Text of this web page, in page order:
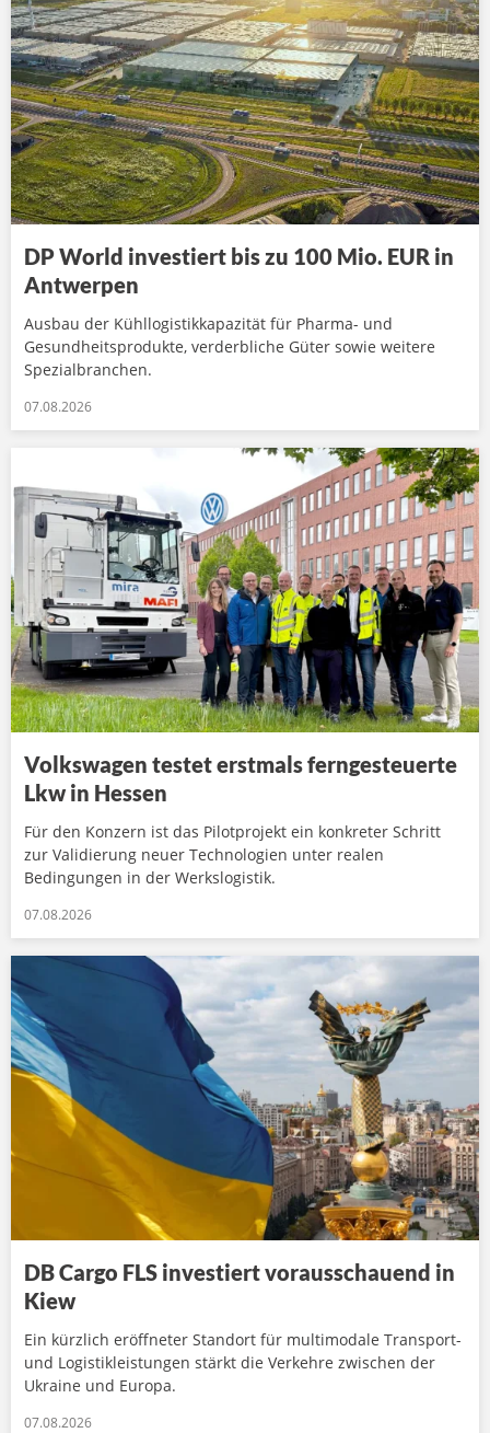
DP World investiert bis zu 100 Mio. EUR in
Antwerpen
Ausbau der Kühllogistikkapazität für Pharma- und
Gesundheitsprodukte, verderbliche Güter sowie weitere
Spezialbranchen.
07.08.2026
Volkswagen testet erstmals ferngesteuerte
Lkw in Hessen
Für den Konzern ist das Pilotprojekt ein konkreter Schritt
zur Validierung neuer Technologien unter realen
Bedingungen in der Werkslogistik.
07.08.2026
DB Cargo FLS investiert vorausschauend in
Kiew
Ein kürzlich eröffneter Standort für multimodale Transport-
und Logistikleistungen stärkt die Verkehre zwischen der
Ukraine und Europa.
07.08.2026